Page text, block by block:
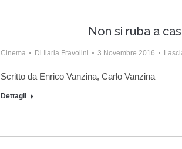
Non si ruba a
Cinema Di Ilaria Fravolini 3 Novembre 2016
Scritto da Enrico Vanzina, Carlo Vanzina
Dettagli